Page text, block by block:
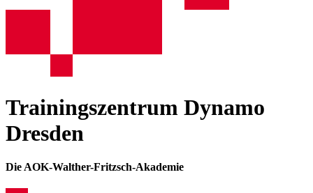
Trainingszentrum Dynamo
Dresden
Die AOK-Walther-Fritzsch-Akademie